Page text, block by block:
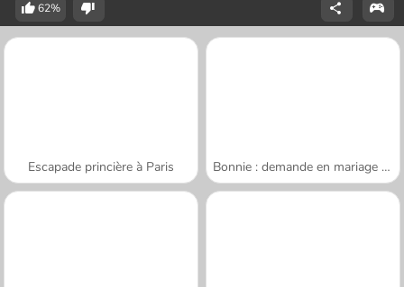
62%
Escapade princière à Paris Bonnie : demande en mariage surprise